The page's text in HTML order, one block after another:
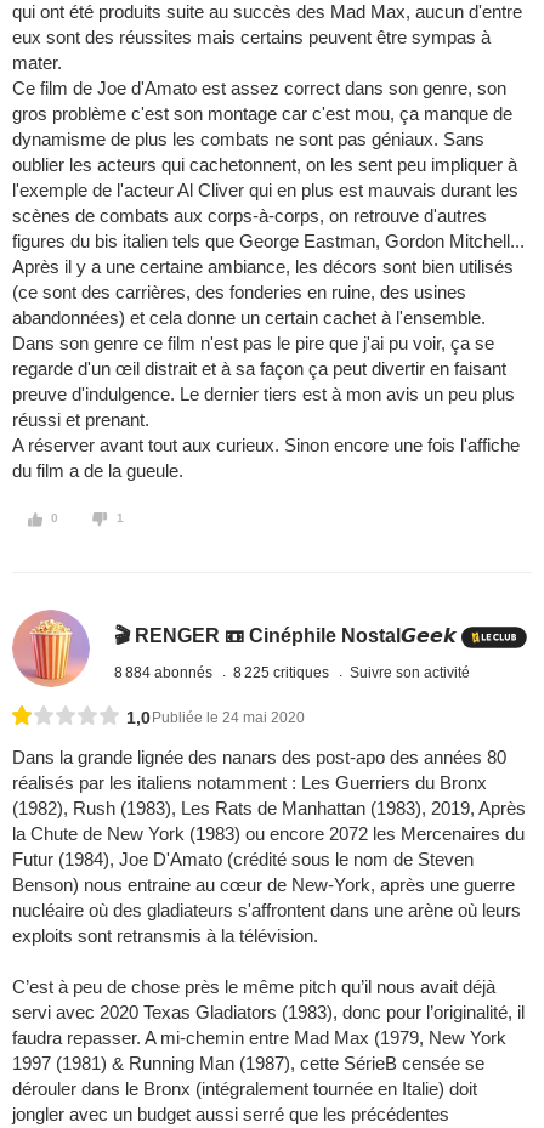
qui ont été produits suite au succès des Mad Max, aucun d'entre
eux sont des réussites mais certains peuvent être sympas à
mater.
Ce film de Joe d'Amato est assez correct dans son genre, son
gros problème c'est son montage car c'est mou, ça manque de
dynamisme de plus les combats ne sont pas géniaux. Sans
oublier les acteurs qui cachetonnent, on les sent peu impliquer à
l'exemple de l'acteur Al Cliver qui en plus est mauvais durant les
scènes de combats aux corps-à-corps, on retrouve d'autres
figures du bis italien tels que George Eastman, Gordon Mitchell...
Après il y a une certaine ambiance, les décors sont bien utilisés
(ce sont des carrières, des fonderies en ruine, des usines
abandonnées) et cela donne un certain cachet à l'ensemble.
Dans son genre ce film n'est pas le pire que j'ai pu voir, ça se
regarde d'un œil distrait et à sa façon ça peut divertir en faisant
preuve d'indulgence. Le dernier tiers est à mon avis un peu plus
réussi et prenant.
A réserver avant tout aux curieux. Sinon encore une fois l'affiche
du film a de la gueule.
0 1
🎬 RENGER 📼 Cinéphile Nostal𝙂𝙚𝙚𝙠
8 884 abonnés 8 225 critiques Suivre son activité
1,0 Publiée le 24 mai 2020
Dans la grande lignée des nanars des post-apo des années 80
réalisés par les italiens notamment : Les Guerriers du Bronx
(1982), Rush (1983), Les Rats de Manhattan (1983), 2019, Après
la Chute de New York (1983) ou encore 2072 les Mercenaires du
Futur (1984), Joe D'Amato (crédité sous le nom de Steven
Benson) nous entraine au cœur de New-York, après une guerre
nucléaire où des gladiateurs s'affrontent dans une arène où leurs
exploits sont retransmis à la télévision.
C’est à peu de chose près le même pitch qu’il nous avait déjà
servi avec 2020 Texas Gladiators (1983), donc pour l’originalité, il
faudra repasser. A mi-chemin entre Mad Max (1979, New York
1997 (1981) & Running Man (1987), cette SérieB censée se
dérouler dans le Bronx (intégralement tournée en Italie) doit
jongler avec un budget aussi serré que les précédentes